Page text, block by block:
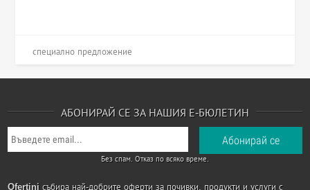
специално предложение
АБОНИРАЙ СЕ ЗА НАШИЯ Е-БЮЛЕТИН
Без спам. Отказ по всяко време.
Ofertini събира най-добрите оферти за почивки, продукти и услуги с